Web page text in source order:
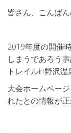
皆さん、こんば
2019年度の開催
しまうであろう
トレイルin野沢温
大会ホームペー
れたとの情報が正